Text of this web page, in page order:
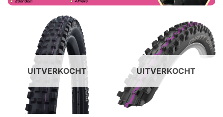
UITVERKOCHT UITVERKOCHT